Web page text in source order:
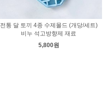
전통 달 토끼 4종 수제몰드 (개당/세트)
비누 석고방향제 재료
5,800원